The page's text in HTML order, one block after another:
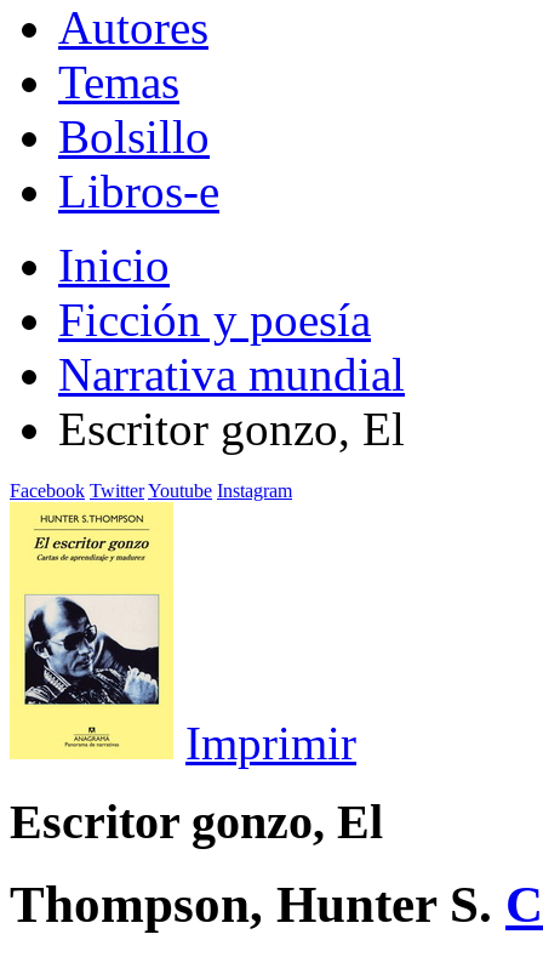
Autores
Temas
Bolsillo
Libros-e
Inicio
Ficción y poesía
Narrativa mundial
Escritor gonzo, El
Facebook TwitterYoutube Instagram
Imprimir
Escritor gonzo, El
Thompson, Hunter S.